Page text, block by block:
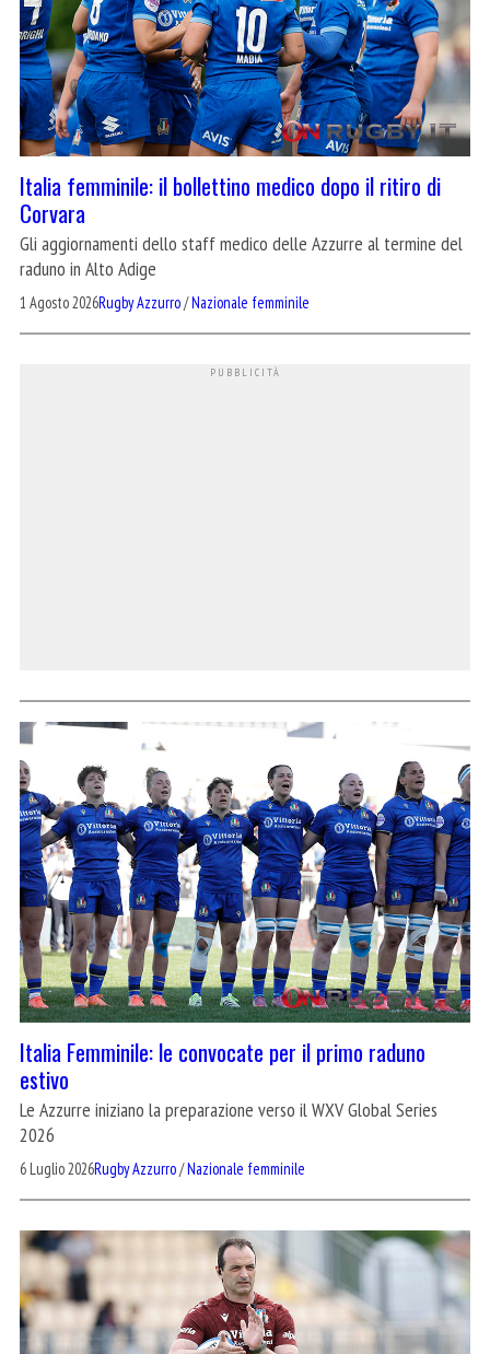
Italia femminile: il bollettino medico dopo il ritiro di
Corvara
Gli aggiornamenti dello staff medico delle Azzurre al termine del
raduno in Alto Adige
1 Agosto 2026Rugby Azzurro/Nazionale femminile
Italia Femminile: le convocate per il primo raduno
estivo
Le Azzurre iniziano la preparazione verso il WXV Global Series
2026
6 Luglio 2026Rugby Azzurro/Nazionale femminile